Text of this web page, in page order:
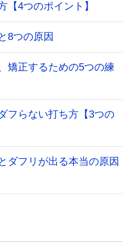
【4つのポイント】
8つの原因
矯正するための5つの練
フらない打ち方【3つの
ダフリが出る本当の原因